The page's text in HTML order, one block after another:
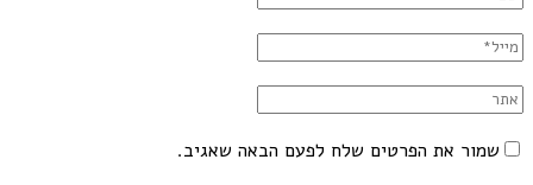
שמור את הפרטים שלח לפעם הבאה שאגיב.